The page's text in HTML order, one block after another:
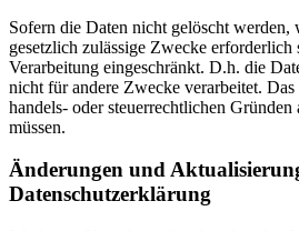
Sofern die Daten nicht gelöscht werden,
gesetzlich zulässige Zwecke erforderlich
Verarbeitung eingeschränkt. D.h. die
nicht für andere Zwecke verarbeitet.
handels- oder steuerrechtlichen
müssen.
Änderungen und
Datenschutzerklärung